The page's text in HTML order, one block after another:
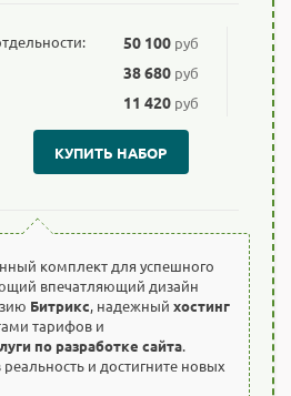
50 100 руб
38 680 руб
11 420 руб
КУПИТЬ НАБОР
комплект для успешного
впечатляющий дизайн
Битрикс, надежный хостинг
тарифов и
по разработке сайта.
и достигните новых